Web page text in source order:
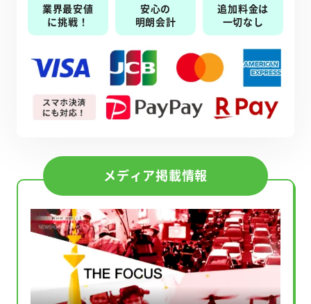
業界最安値
に挑戦！
安心の
明朗会計
追加料金は
一切なし
メディア掲載情報